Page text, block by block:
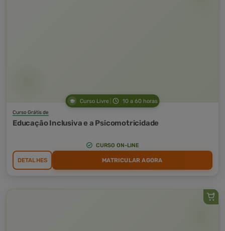
Curso Livre 10 a 60 horas
Curso Grátis de
Educação Inclusiva e a Psicomotricidade
CURSO ON-LINE
DETALHES MATRICULAR AGORA